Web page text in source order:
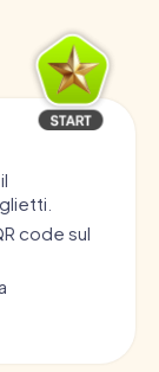
code sul